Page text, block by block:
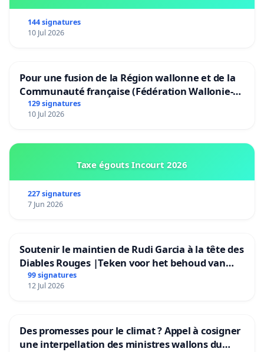
144 signatures
10 Jul 2026
Pour une fusion de la Région wallonne et de la
Communauté française (Fédération Wallonie-
Bruxelles)
129 signatures
10 Jul 2026
Taxe égouts Incourt 2026
227 signatures
7 Jun 2026
Soutenir le maintien de Rudi Garcia à la tête des
Diables Rouges |Teken voor het behoud van
Rudi Garcia als bondscoach
99 signatures
12 Jul 2026
Des promesses pour le climat ? Appel à cosigner
une interpellation des ministres wallons du